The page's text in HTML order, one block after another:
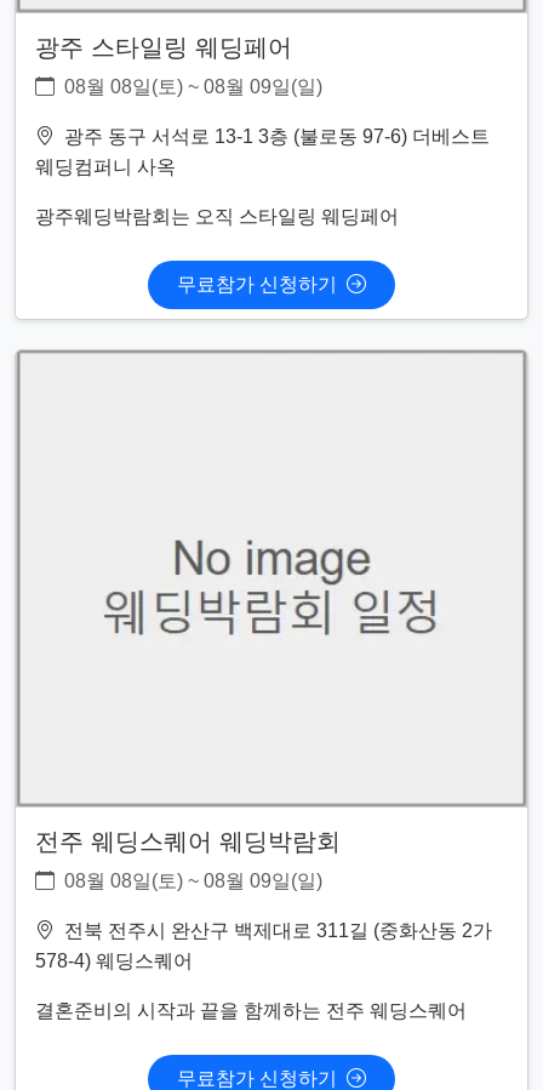
광주 스타일링 웨딩페어
08월 08일(토) ~ 08월 09일(일)
광주 동구 서석로 13-1 3층 (불로동 97-6) 더베스트
웨딩컴퍼니 사옥
광주웨딩박람회는 오직 스타일링 웨딩페어
무료참가 신청하기
전주 웨딩스퀘어 웨딩박람회
08월 08일(토) ~ 08월 09일(일)
전북 전주시 완산구 백제대로 311길 (중화산동 2가
578-4) 웨딩스퀘어
결혼준비의 시작과 끝을 함께하는 전주 웨딩스퀘어
무료참가 신청하기